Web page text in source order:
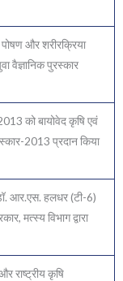
और शरीरक्रिया
वैज्ञानिक पुरस्कार
को बायोवेद कृषि एवं
2013 प्रदान किया
आर.एस. हलधर (टी-6)
मत्स्य विभाग द्वारा
राष्ट्रीय कृषि